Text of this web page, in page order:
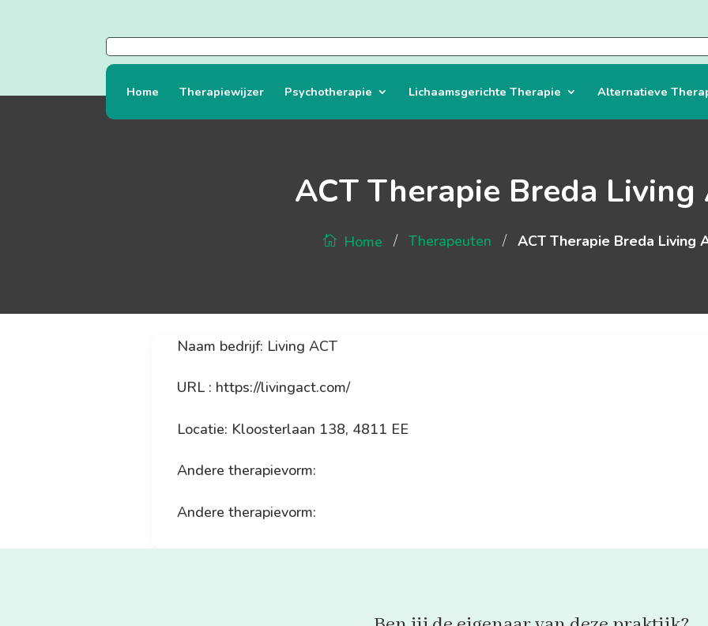
Home Therapiewijzer Psychotherapie Lichaamsgerichte Therapie Alternatieve
ACT Therapie Breda Living
Home / Therapeuten / ACT Therapie Breda Living
Naam bedrijf: Living ACT
URL : https://livingact.com/
Locatie: Kloosterlaan 138, 4811 EE
Andere therapievorm:
Andere therapievorm: